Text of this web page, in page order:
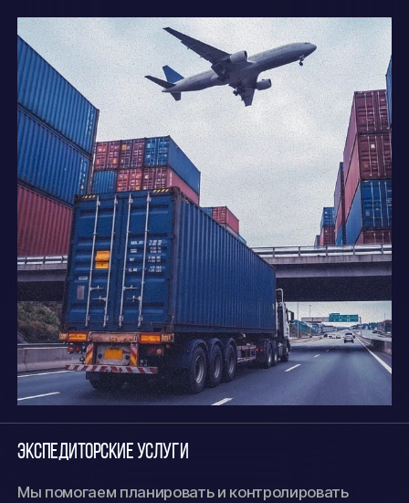
Экспедиторские услуги
Мы помогаем планировать и контролировать